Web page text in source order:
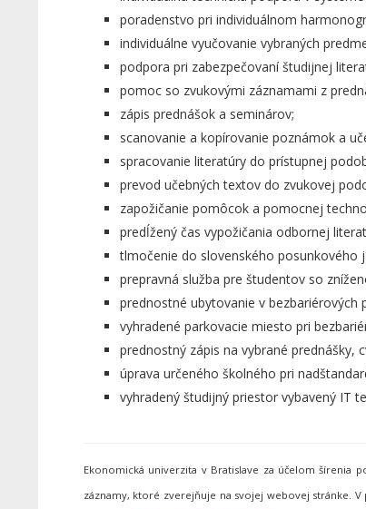
poradenstvo pri individuálnom
individuálne vyučovanie vybraných
podpora pri zabezpečovaní študijnej
pomoc so zvukovými záznamami z
zápis prednášok a seminárov;
scanovanie a kopírovanie poznámok a
spracovanie literatúry do prístupnej
prevod učebných textov do zvukovej
zapožičanie pomôcok a pomocnej
predĺžený čas vypožičania odbornej
tlmočenie do slovenského posunkového
prepravná služba pre študentov so
prednostné ubytovanie v
vyhradené parkovacie miesto pri
prednostný zápis na vybrané prednášky,
úprava určeného školného pri
vyhradený študijný priestor vybavený IT
Ekonomická univerzita v Bratislave za účelom šírenia
záznamy, ktoré zverejňuje na svojej webovej stránke.